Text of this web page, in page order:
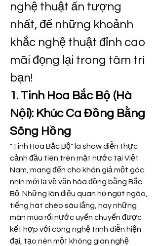
nghệ thuật ấn tượng
nhất, để những khoảnh
khắc nghệ thuật đỉnh cao
mãi đọng lại trong tâm trí
bạn!
1. Tinh Hoa Bắc Bộ (Hà
Nội): Khúc Ca Đồng Bằng
Sông Hồng
"Tinh Hoa Bắc Bộ" là show diễn thực
cảnh đầu tiên trên mặt nước tại Việt
Nam, mang đến cho khán giả một góc
nhìn mới lạ về văn hóa đồng bằng Bắc
Bộ. Những làn điệu quan họ ngọt ngào,
tiếng hát chèo sâu lắng, hay những
màn múa rối nước uyển chuyển được
kết hợp với công nghệ trình diễn hiện
đại, tạo nên một không gian nghệ